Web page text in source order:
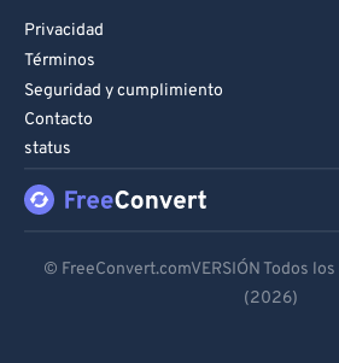
Privacidad
Términos
Seguridad y cumplimiento
Contacto
status
Español
© FreeConvert.comVERSIÓN Todos
(2026)